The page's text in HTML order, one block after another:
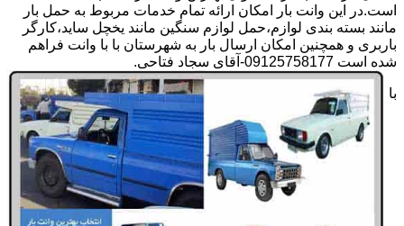
است.در این وانت بار امکان ارائه تمام خدمات مربوط به حمل بار
مانند بسته بندی لوازم،حمل لوازم سنگین مانند یخچل ساید،کارگر
باربری و همچنین امکان ارسال بار به شهرستان با با وانت فراهم
شده است 09125758177-آقای سجاد فتاحی.
با